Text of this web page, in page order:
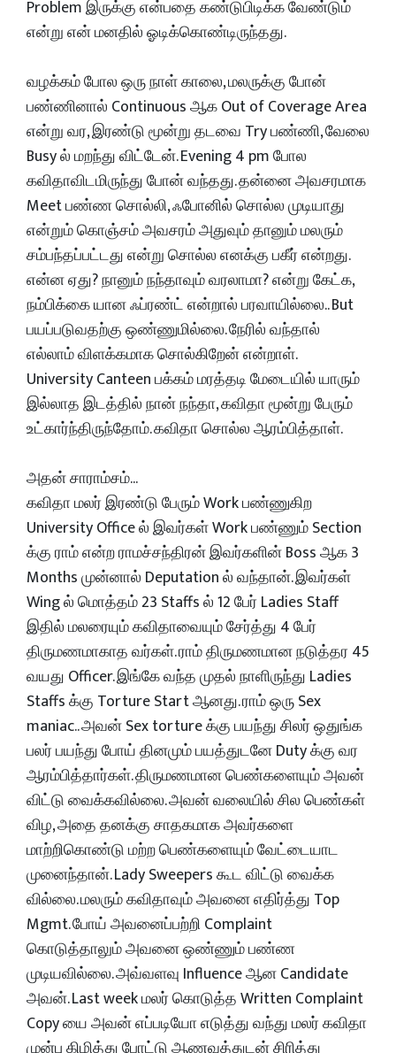
Problem இருக்கு என்பதை கண்டுபிடிக்க வேண்டும்
என்று என் மனதில் ஓடிக்கொண்டிருந்தது.
வழக்கம் போல ஒரு நாள் காலை, மலருக்கு போன்
பண்ணினால் Continuous ஆக Out of Coverage Area
என்று வர, இரண்டு மூன்று தடவை Try பண்ணி, வேலை
Busy ல் மறந்து விட்டேன். Evening 4 pm போல
கவிதாவிடமிருந்து போன் வந்தது. தன்னை அவசரமாக
Meet பண்ண சொல்லி, ஃபோனில் சொல்ல முடியாது
என்றும் கொஞ்சம் அவசரம் அதுவும் தானும் மலரும்
சம்பந்தப்பட்டது என்று சொல்ல எனக்கு பகீர் என்றது.
என்ன ஏது? நானும் நந்தாவும் வரலாமா? என்று கேட்க,
நம்பிக்கை யான ஃப்ரண்ட் என்றால் பரவாயில்லை.. But
பயப்படுவதற்கு ஒண்ணுமில்லை. நேரில் வந்தால்
எல்லாம் விளக்கமாக சொல்கிறேன் என்றாள்.
University Canteen பக்கம் மரத்தடி மேடையில் யாரும்
இல்லாத இடத்தில் நான் நந்தா, கவிதா மூன்று பேரும்
உட்கார்ந்திருந்தோம். கவிதா சொல்ல ஆரம்பித்தாள்.
அதன் சாராம்சம்...
கவிதா மலர் இரண்டு பேரும் Work பண்ணுகிற
University Office ல் இவர்கள் Work பண்ணும் Section
க்கு ராம் என்ற ராமச்சந்திரன் இவர்களின் Boss ஆக 3
Months முன்னால் Deputation ல் வந்தான். இவர்கள்
Wing ல் மொத்தம் 23 Staffs ல் 12 பேர் Ladies Staff
இதில் மலரையும் கவிதாவையும் சேர்த்து 4 பேர்
திருமணமாகாத வர்கள். ராம் திருமணமான நடுத்தர 45
வயது Officer. இங்கே வந்த முதல் நாளிருந்து Ladies
Staffs க்கு Torture Start ஆனது. ராம் ஒரு Sex
maniac.. அவன் Sex torture க்கு பயந்து சிலர் ஒதுங்க
பலர் பயந்து போய் தினமும் பயத்துடனே Duty க்கு வர
ஆரம்பித்தார்கள். திருமணமான பெண்களையும் அவன்
விட்டு வைக்கவில்லை. அவன் வலையில் சில பெண்கள்
விழ, அதை தனக்கு சாதகமாக அவர்களை
மாற்றிகொண்டு மற்ற பெண்களையும் வேட்டையாட
முனைந்தான். Lady Sweepers கூட விட்டு வைக்க
வில்லை. மலரும் கவிதாவும் அவனை எதிர்த்து Top
Mgmt. போய் அவனைப்பற்றி Complaint
கொடுத்தாலும் அவனை ஒண்ணும் பண்ண
முடியவில்லை. அவ்வளவு Influence ஆன Candidate
அவன். Last week மலர் கொடுத்த Written Complaint
Copy யை அவன் எப்படியோ எடுத்து வந்து மலர் கவிதா